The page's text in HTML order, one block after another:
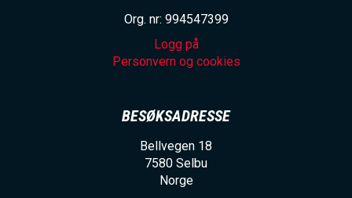
Org. nr: 994547399
Logg på
Personvern og cookies
BESØKSADRESSE
Bellvegen 18
7580 Selbu
Norge